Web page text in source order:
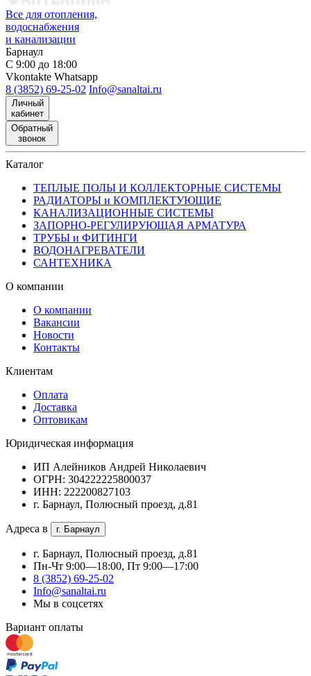
Все для отопления,
водоснабжения
и канализации
Барнаул
С 9:00 до 18:00
Vkontakte Whatsapp
8 (3852) 69-25-02 Info@sanaltai.ru
Личный
кабинет
Обратный
звонок
Каталог
ТЕПЛЫЕ ПОЛЫ И КОЛЛЕКТОРНЫЕ СИСТЕМЫ
РАДИАТОРЫ и КОМПЛЕКТУЮЩИЕ
КАНАЛИЗАЦИОННЫЕ СИСТЕМЫ
ЗАПОРНО-РЕГУЛИРУЮЩАЯ АРМАТУРА
ТРУБЫ и ФИТИНГИ
ВОДОНАГРЕВАТЕЛИ
САНТЕХНИКА
О компании
О компании
Вакансии
Новости
Контакты
Клиентам
Оплата
Доставка
Оптовикам
Юридическая информация
ИП Алейников Андрей Николаевич
ОГРН: 304222225800037
ИНН: 222200827103
г. Барнаул, Полюсный проезд, д.81
Адреса в г. Барнаул
г. Барнаул, Полюсный проезд, д.81
Пн-Чт 9:00—18:00, Пт 9:00—17:00
8 (3852) 69-25-02
Info@sanaltai.ru
Мы в соцсетях
Вариант оплаты